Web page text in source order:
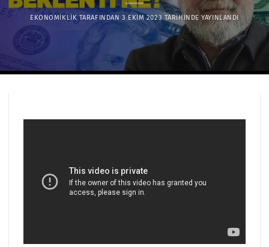
EKONOMIKLIK TARAFINDAN 3 EKIM 2023TARIHINDE YAYINLANDI